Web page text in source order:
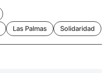
Las Palmas Solidaridad